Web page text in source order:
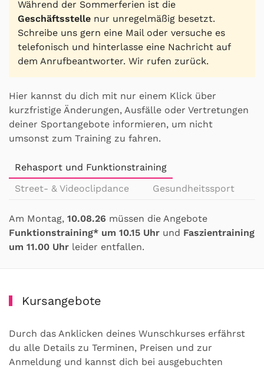
Während der Sommerferien ist die
Geschäftsstelle nur unregelmäßig besetzt.
Schreibe uns gern eine Mail oder versuche es
telefonisch und hinterlasse eine Nachricht auf
dem Anrufbeantworter. Wir rufen zurück.
Hier kannst du dich mit nur einem Klick über
kurzfristige Änderungen, Ausfälle oder Vertretungen
deiner Sportangebote informieren, um nicht
umsonst zum Training zu fahren.
Rehasport und Funktionstraining
Street- & Videoclipdance
Gesundheitssport
Am Montag, 10.08.26 müssen die Angebote
Funktionstraining* um 10.15 Uhr und Faszientraining
um 11.00 Uhr leider entfallen.
Kursangebote
Durch das Anklicken deines Wunschkurses erfährst
du alle Details zu Terminen, Preisen und zur
Anmeldung und kannst dich bei ausgebuchten